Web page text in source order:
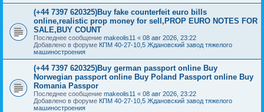
(+44 7397 620325)Buy fake counterfeit euro bills
online,realistic prop money for sell,PROP EURO NOTES FOR
SALE,BUY COUNT
Последнее сообщение makeolis11 « 08 авг 2026, 23:22
Добавлено в форуме КПМ 40-27-10,5 Ждановский завод тяжелого
машиностроения
(+44 7397 620325)Buy german passport online Buy
Norwegian passport online Buy Poland Passport online Buy
Romania Passpor
Последнее сообщение makeolis11 « 08 авг 2026, 23:22
Добавлено в форуме КПМ 40-27-10,5 Ждановский завод тяжелого
машиностроения